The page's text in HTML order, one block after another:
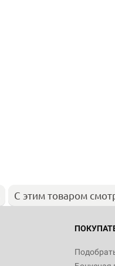
С этим товаром